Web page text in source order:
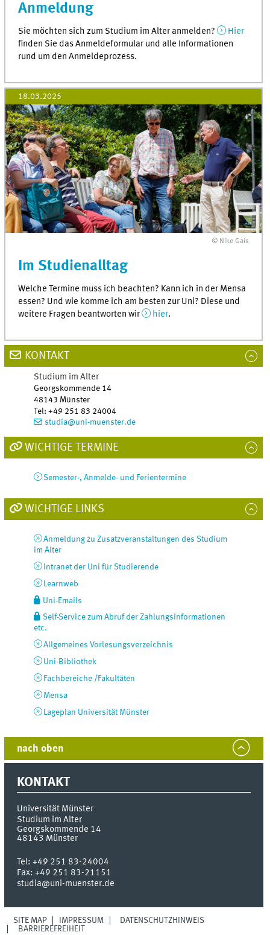
Anmeldung
Sie möchten sich zum Studium im Alter anmelden?
Hier
finden Sie das Anmeldeformular und alle Informationen
rund um den Anmeldeprozess.
18.03.2025
© Nike Gais
Im Studienalltag
Welche Termine muss ich beachten? Kann ich in der Mensa
essen? Und wie komme ich am besten zur Uni? Diese und
weitere Fragen beantworten wir
hier.
KONTAKT
Studium im Alter
Georgskommende 14
48143 Münster
Tel:+49 251 83 24004
studia@uni-muenster.de
WICHTIGE TERMINE
Semester-, Anmelde- und Ferientermine
WICHTIGE LINKS
Anmeldung zu Zusatzveranstaltungen des Studium
im Alter
Intranet der Uni für Studierende
Learnweb
Uni-Emails
Self-Service zum Abruf der Zahlungsinformationen
etc.
Allgemeines Vorlesungsverzeichnis
Uni-Bibliothek
Fachbereiche /Fakultäten
Mensa
Lageplan Universität Münster
nach oben
KONTAKT
Universität Münster
Studium im Alter
Georgskommende 14
48143 Münster
Tel:+49 251 83-24004
Fax:+49 251 83-21151
studia@uni-muenster.de
SITE MAP IMPRESSUM
DATENSCHUTZHINWEIS
BARRIEREFREIHEIT